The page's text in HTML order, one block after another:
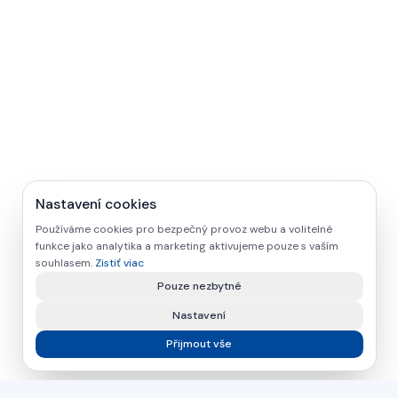
Nastavení cookies
Používáme cookies pro bezpečný provoz webu a volitelné
funkce jako analytika a marketing aktivujeme pouze s vaším
souhlasem. Zistiť viac
Pouze nezbytné
Nastavení
Přijmout vše